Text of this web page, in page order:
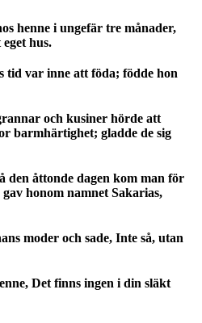
henne i ungefär tre månader,
hus.
tid var inne att föda; födde hon
och kusiner hörde att
barmhärtighet; gladde de sig
den åttonde dagen kom man för
honom namnet Sakarias,
moder och sade, Inte så, utan
Det finns ingen i din släkt